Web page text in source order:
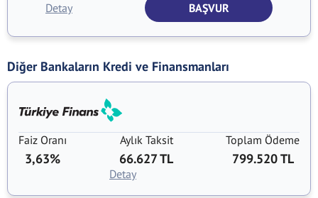
BAŞVUR
Detay
Diğer Bankaların Kredi ve Finansmanları
Faiz Oranı
3,63%
Aylık Taksit
66.627 TL
Toplam Ödeme
799.520 TL
Detay